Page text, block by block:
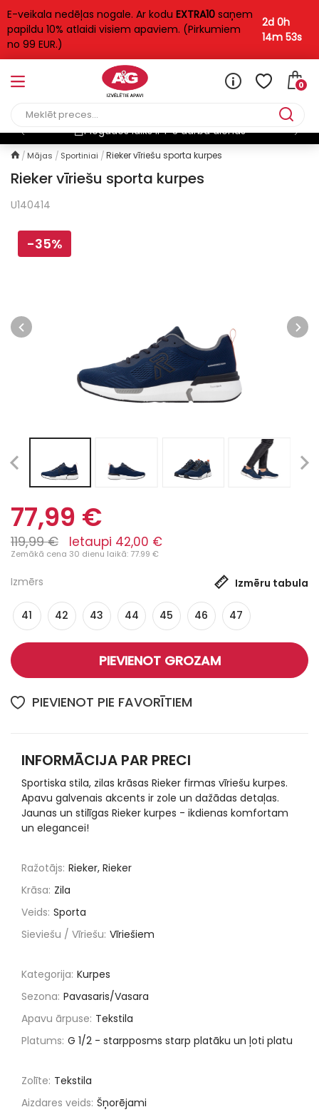
E-veikala nedēļas nogale. Ar kodu EXTRA10 saņem
papildu 10% atlaidi visiem apaviem. (Pirkumiem
no 99 EUR.)
2d 0h
14m 53s
0
Bezmaksas piegāde
Mājas Sportiniai Rieker vīriešu sporta kurpes
Rieker vīriešu sporta kurpes
U140414
-35%
77,99 €
119,99 € Ietaupi 42,00 €
Zemākā cena 30 dienu laikā: 77.99 €
Izmērs Izmēru tabula
41 42 43 44 45 46 47
PIEVIENOT GROZAM
PIEVIENOT PIE FAVORĪTIEM
INFORMĀCIJA PAR PRECI
Sportiska stila, zilas krāsas Rieker firmas vīriešu kurpes.
Apavu galvenais akcents ir zole un dažādas detaļas.
Jaunas un stilīgas Rieker kurpes - ikdienas komfortam
un elegancei!
Ražotājs: Rieker, Rieker
Krāsa: Zila
Veids: Sporta
Sieviešu / Vīriešu: Vīriešiem
Kategorija: Kurpes
Sezona: Pavasaris/Vasara
Apavu ārpuse: Tekstila
Platums: G 1/2 - starpposms starp platāku un ļoti platu
Zolīte: Tekstila
Aizdares veids: Šņorējami